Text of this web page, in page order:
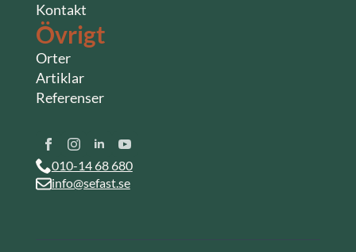
Kontakt
Övrigt
Orter
Artiklar
Referenser
010-14 68 680
info@sefast.se